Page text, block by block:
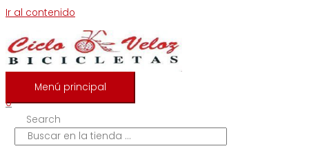
Ir al contenido
Menú principal
0
Search